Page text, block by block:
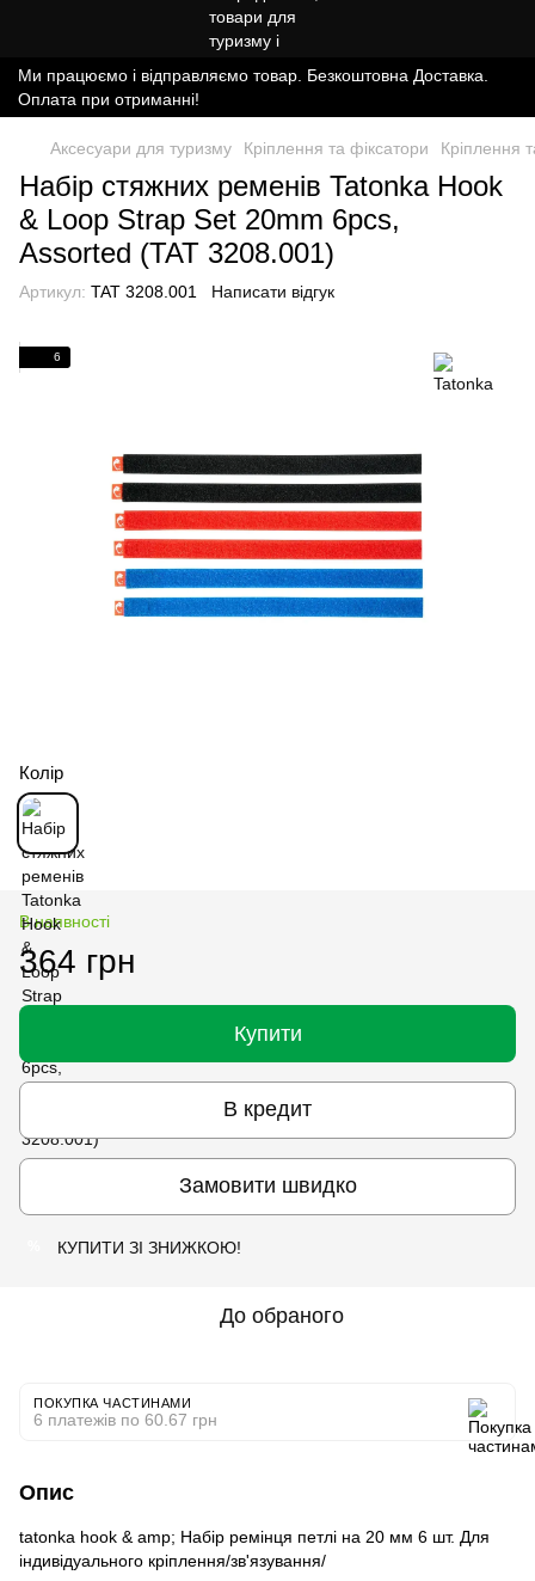
Ми працюємо і відправляємо товар. Безкоштовна Доставка.
Оплата при отриманні!
Аксесуари для туризму Кріплення та фіксатори Кріплення
Набір стяжних ременів Tatonka Hook
& Loop Strap Set 20mm 6pcs,
Assorted (TAT 3208.001)
Артикул: TAT 3208.001 Написати відгук
6
Колір
В наявності
364 грн
Купити
В кредит
Замовити швидко
КУПИТИ ЗІ ЗНИЖКОЮ!
До обраного
ПОКУПКА ЧАСТИНАМИ
6 платежів по 60.67 грн
Опис
tatonka hook & amp; Набір ремінця петлі на 20 мм 6 шт. Для
індивідуального кріплення/зв'язування/